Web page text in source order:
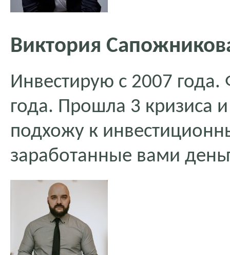
Виктория
Инвестирую с 2007
года. Прошла 3 кризиса
подхожу к
заработанные вами